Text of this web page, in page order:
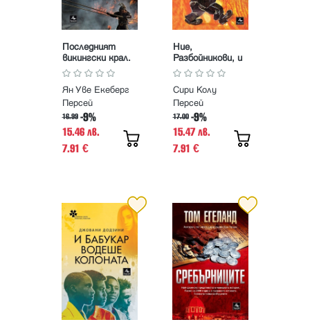
Последният
викингски крал.
Книга 3 от
Наемникът на
императора
Ян Уве Екеберг
Персей
16.99 -9%
15.46 лв.
7.91 €
Ние,
Разбойникови, и
Бандитското
караоке
Сири Колу
Персей
17.00 -9%
15.47 лв.
7.91 €